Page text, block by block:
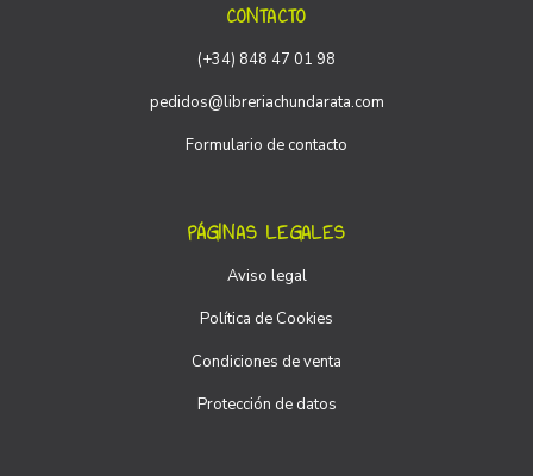
CONTACTO
(+34) 848 47 01 98
pedidos@libreriachundarata.com
Formulario de contacto
PÁGINAS LEGALES
Aviso legal
Política de Cookies
Condiciones de venta
Protección de datos